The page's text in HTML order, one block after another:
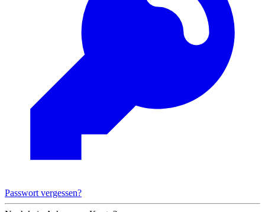
Passwort vergessen?